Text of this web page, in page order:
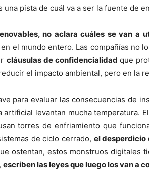
pista de cuál va a ser la fuente de
no aclara cuáles se van a
el mundo entero. Las compañías no
cláusulas de confidencialidad que
el impacto ambiental, pero en la
para evaluar las consecuencias de
levantan mucha temperatura.
torres de enfriamiento que
de ciclo cerrado, el desperdicio
ostentan, estos monstruos
escriben las leyes que luego los van a